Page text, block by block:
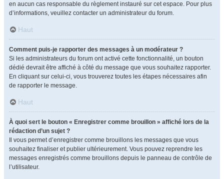
en aucun cas responsable du règlement instauré sur cet espace. Pour plus
d’informations, veuillez contacter un administrateur du forum.
Haut
Comment puis-je rapporter des messages à un modérateur ?
Si les administrateurs du forum ont activé cette fonctionnalité, un bouton
dédié devrait être affiché à côté du message que vous souhaitez rapporter.
En cliquant sur celui-ci, vous trouverez toutes les étapes nécessaires afin
de rapporter le message.
Haut
À quoi sert le bouton « Enregistrer comme brouillon » affiché lors de la
rédaction d’un sujet ?
Il vous permet d’enregistrer comme brouillons les messages que vous
souhaitez finaliser et publier ultérieurement. Vous pouvez reprendre les
messages enregistrés comme brouillons depuis le panneau de contrôle de
l’utilisateur.